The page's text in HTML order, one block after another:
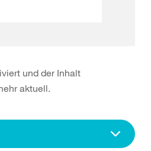
und der Inhalt
aktuell.